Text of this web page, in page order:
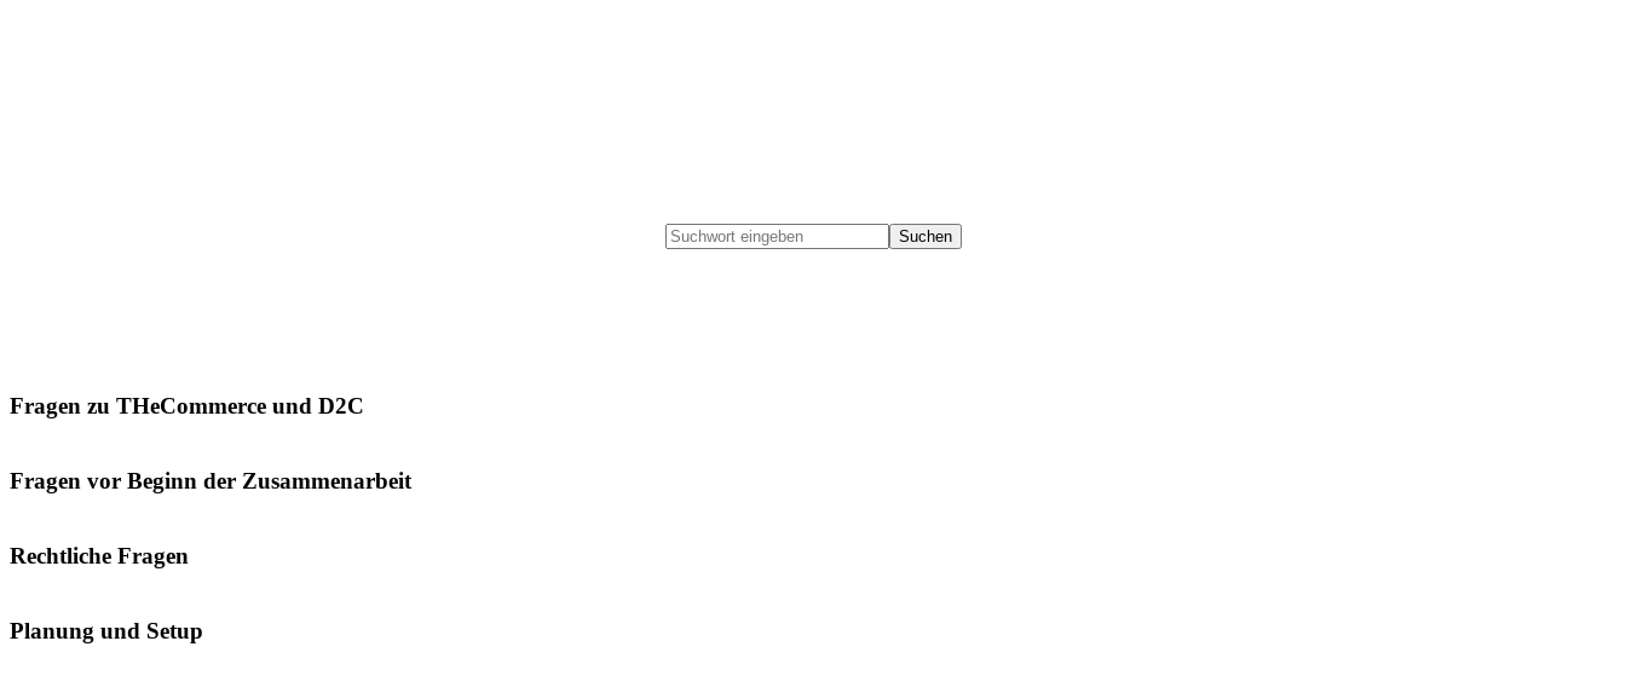
Fragen zu THeCommerce und D2C
Fragen vor Beginn der Zusammenarbeit
Rechtliche Fragen
Planung und Setup